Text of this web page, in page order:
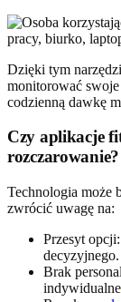
Dzięki tym
monitorować
codzienną dawkę
Czy aplikacje
rozczarowanie?
Technologia może
zwrócić uwagę na:
Przesyt
decyzyjnego.
Brak